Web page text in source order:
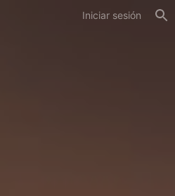
Iniciar sesión